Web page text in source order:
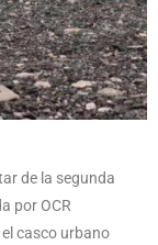
de la segunda
por OCR
casco urbano